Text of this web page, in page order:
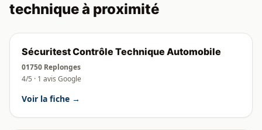
technique à proximité
Sécuritest Contrôle Technique Automobile
01750 Replonges
4/5 · 1 avis Google
Voir la fiche →